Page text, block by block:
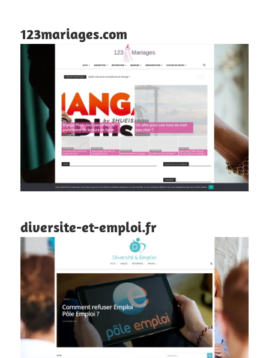
123mariages.com
diversite-et-emploi.fr